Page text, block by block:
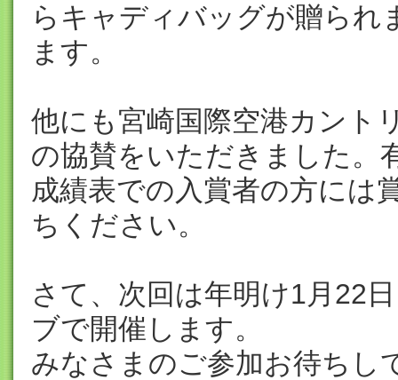
らキャディバッグが贈られ
ます。
他にも宮崎国際空港カント
の協賛をいただきました。
成績表での入賞者の方には
ちください。
さて、次回は年明け1月22
ブで開催します。
みなさまのご参加お待ちし